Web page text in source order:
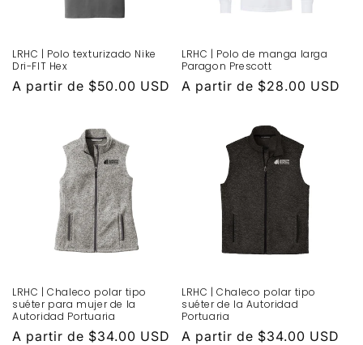
LRHC | Polo texturizado Nike
Dri-FIT Hex
Precio
A partir de $50.00 USD
LRHC | Polo de manga larga
Paragon Prescott
Precio
A partir de $28.00 USD
LRHC | Chaleco polar tipo
suéter para mujer de la
Autoridad Portuaria
Precio
A partir de $34.00 USD
LRHC | Chaleco polar tipo
suéter de la Autoridad
Portuaria
Precio
A partir de $34.00 USD